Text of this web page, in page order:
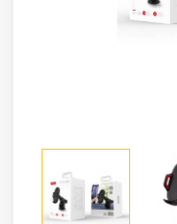
Sécurité
Mobilités